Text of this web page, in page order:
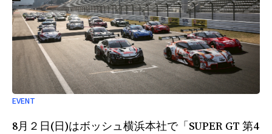
EVENT
8月２日(日)はボッシュ横浜本社で「SUPER GT 第4